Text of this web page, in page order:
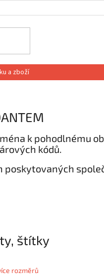
a zboží
k pohodlnému
kódů.
štítky
rozměrů